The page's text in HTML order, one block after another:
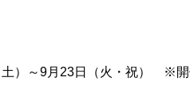
土）～9月23日（火・祝） ※